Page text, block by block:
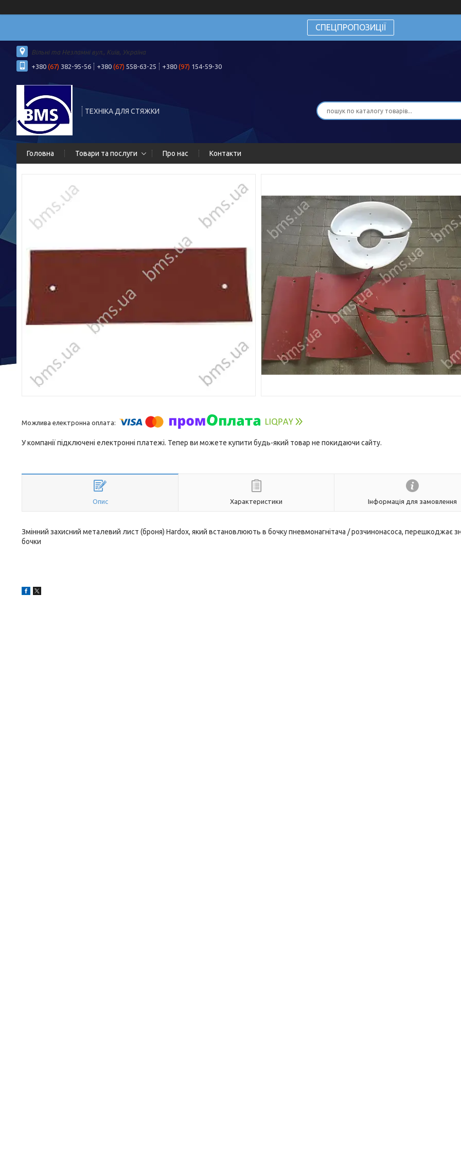
СПЕЦПРОПОЗИЦІЇ
Вільні та Незламні вул., Київ, Україна
+380 (67) 382-95-56 +380 (67) 558-63-25 +380 (97) 154-59-30
ТЕХНІКА ДЛЯ СТЯЖКИ
Головна Товари та послуги Про нас Контакти
У компанії підключені електронні платежі. Тепер ви можете купити будь-який товар не покидаючи сайту.
Опис Характеристики Інформація для замовлення
Змінний захисний металевий лист (броня) Hardox, який встановлюють в бочку пневмонагнітача / розчинонасоса, перешкоджає
бочки